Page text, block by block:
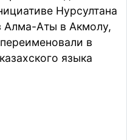
Нурсултана
Алма-Аты в Акмолу,
в
языка